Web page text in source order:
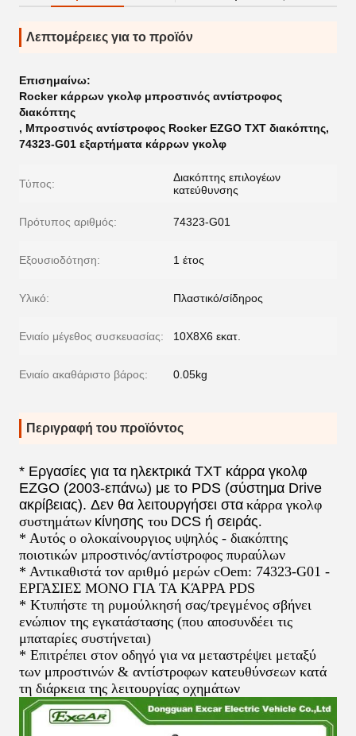
Λεπτομέρειες για το προϊόν
Επισημαίνω:
Rocker κάρρων γκολφ μπροστινός αντίστροφος
διακόπτης
, Μπροστινός αντίστροφος Rocker EZGO TXT διακόπτης,
74323-G01 εξαρτήματα κάρρων γκολφ
Τύπος:
Διακόπτης επιλογέων
κατεύθυνσης
Πρότυπος αριθμός: 74323-G01
Εξουσιοδότηση: 1 έτος
Υλικό: Πλαστικό/σίδηρος
Ενιαίο μέγεθος συσκευασίας: 10X8X6 εκατ.
Ενιαίο ακαθάριστο βάρος: 0.05kg
Περιγραφή του προϊόντος
* Εργασίες για τα ηλεκτρικά TXT κάρρα γκολφ
EZGO (2003-επάνω) με το PDS (σύστημα Drive
ακρίβειας). Δεν θα λειτουργήσει στα κάρρα γκολφ
συστημάτων κίνησης του DCS ή σειράς.
* Αυτός ο ολοκαίνουργιος υψηλός - διακόπτης
ποιοτικών μπροστινός/αντίστροφος πυραύλων
* Αντικαθιστά τον αριθμό μερών cOem: 74323-G01 -
ΕΡΓΑΣΙΕΣ ΜΟΝΟ ΓΙΑ ΤΑ ΚΆΡΡΑ PDS
* Κτυπήστε τη ρυμούλκησή σας/τρεγμένος σβήνει
ενώπιον της εγκατάστασης (που αποσυνδέει τις
μπαταρίες συστήνεται)
* Επιτρέπει στον οδηγό για να μεταστρέψει μεταξύ
των μπροστινών & αντίστροφων κατευθύνσεων κατά
τη διάρκεια της λειτουργίας οχημάτων